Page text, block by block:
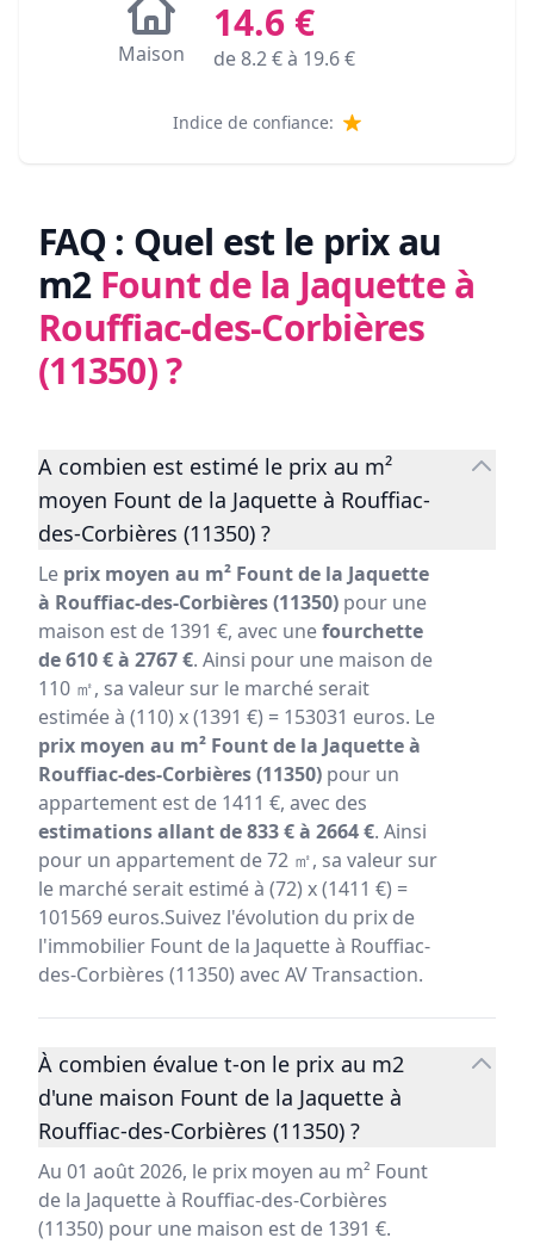
Maison
14.6 €
de8.2€ à 19.6€
Indice de confiance:
FAQ : Quel est le prix au
m2 Fount de la Jaquette à
Rouffiac-des-Corbières
(11350)?
A combien est estimé le prix au m²
moyen Fount de la Jaquette à Rouffiac-
des-Corbières (11350) ?
Le prix moyen au m² Fount de la Jaquette
à Rouffiac-des-Corbières (11350) pour une
maison est de 1391 €, avec unefourchette
de 610 € à 2767 €. Ainsi pour une maison de
110 ㎡, sa valeur sur le marché serait
estimée à (110) x (1391 €) = 153031 euros. Le
prix moyen au m² Fount de la Jaquette à
Rouffiac-des-Corbières (11350) pour un
appartement est de 1411 €, avec des
estimations allant de 833 € à 2664 €. Ainsi
pour un appartement de 72 ㎡, sa valeur sur
le marché serait estimé à (72) x (1411 €) =
101569 euros.Suivez l'évolution du prix de
l'immobilier Fount de la Jaquette à Rouffiac-
des-Corbières (11350) avec AV Transaction.
À combien évalue t-on le prix au m2
d'une maison Fount de la Jaquette à
Rouffiac-des-Corbières (11350) ?
Au 01 août 2026, le prix moyen au m² Fount
de la Jaquette à Rouffiac-des-Corbières
(11350) pour une maison est de 1391 €.